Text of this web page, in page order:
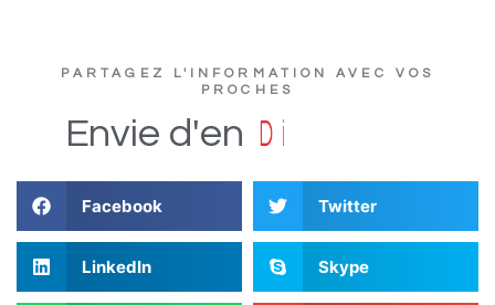
PARTAGEZ L'INFORMATION AVEC VOS
PROCHES
Envie d'en D i
Facebook Twitter
LinkedIn Skype